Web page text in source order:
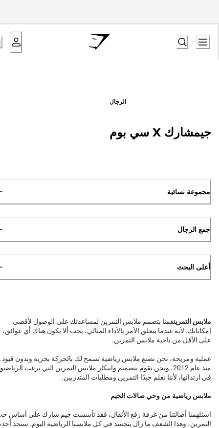
الرجال
جيمشارك X سي بوم
مجموعة نسائية
جمع الرجال
أعلى البحث
ملابس التمرينقمنا بتصمم ملابس التمرين لمساعدتك على الوصول لأقصى
إمكاناتك. لأنه عندما يتعلق الأمر بالأداء المثالي، يجب ألا يكون هناك أي عوائق،
على الأقل من ناحية ملابس التمرين.
عملية ومريحة، نحن نصنع ملابس رياضية تسمح لك بالحركة بحرية وبدون قيود.
منذ عام 2012، ونحن نقوم بتصميم وابتكار ملابس التمرين التي يرغب
في ارتدائها، لأننا نعلم جيدًا التمرين ومطلبات المتدربين.
ملابس رياضية من وحي صالات الجيم
استلهمنا أصالتنا من غرفة رفع الأثقال، فقد تأسست جيم شارك على أساس
التمرين، وهذا الشغف ما زال يتجسد في كل ملابسنا الرياضية اليوم. ستجد